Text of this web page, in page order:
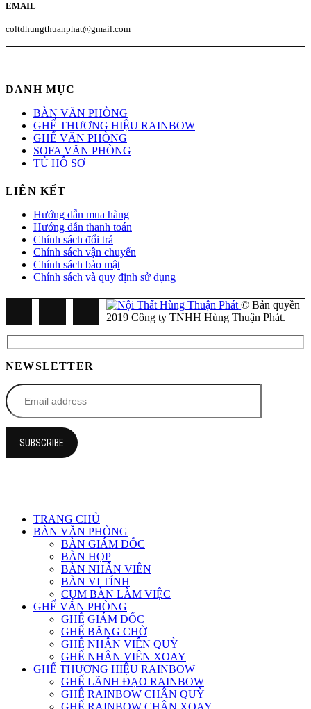
EMAIL
coltdhungthuanphat@gmail.com
DANH MỤC
BÀN VĂN PHÒNG
GHẾ THƯƠNG HIỆU RAINBOW
GHẾ VĂN PHÒNG
SOFA VĂN PHÒNG
TỦ HỒ SƠ
LIÊN KẾT
Hướng dẫn mua hàng
Hướng dẫn thanh toán
Chính sách đổi trả
Chính sách vận chuyển
Chính sách bảo mật
Chính sách và quy định sử dụng
© Bản quyền
2019 Công ty TNHH Hùng Thuận Phát.
NEWSLETTER
TRANG CHỦ
BÀN VĂN PHÒNG
BÀN GIÁM ĐỐC
BÀN HỌP
BÀN NHÂN VIÊN
BÀN VI TÍNH
CỤM BÀN LÀM VIỆC
GHẾ VĂN PHÒNG
GHẾ GIÁM ĐỐC
GHẾ BĂNG CHỜ
GHẾ NHÂN VIÊN QUỲ
GHẾ NHÂN VIÊN XOAY
GHẾ THƯƠNG HIỆU RAINBOW
GHẾ LÃNH ĐẠO RAINBOW
GHẾ RAINBOW CHÂN QUỲ
GHẾ RAINBOW CHÂN XOAY